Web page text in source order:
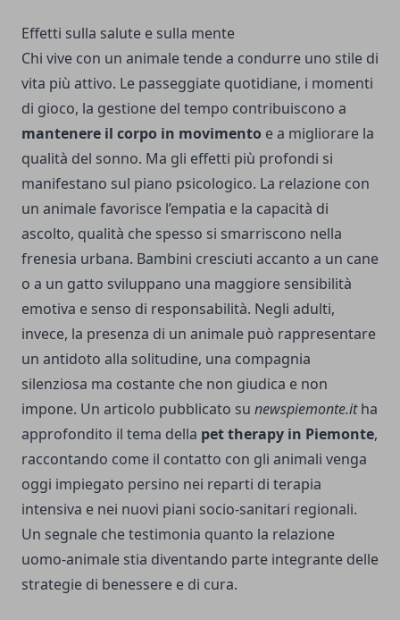
Effetti sulla salute e sulla mente
Chi vive con un animale tende a condurre uno stile di
vita più attivo. Le passeggiate quotidiane, i momenti
di gioco, la gestione del tempo contribuiscono a
mantenere il corpo in movimento e a migliorare la
qualità del sonno. Ma gli effetti più profondi si
manifestano sul piano psicologico. La relazione con
un animale favorisce l’empatia e la capacità di
ascolto, qualità che spesso si smarriscono nella
frenesia urbana. Bambini cresciuti accanto a un cane
o a un gatto sviluppano una maggiore sensibilità
emotiva e senso di responsabilità. Negli adulti,
invece, la presenza di un animale può rappresentare
un antidoto alla solitudine, una compagnia
silenziosa ma costante che non giudica e non
impone. Un articolo pubblicato su newspiemonte.itha
approfondito il tema della pet therapy in Piemonte,
raccontando come il contatto con gli animali venga
oggi impiegato persino nei reparti di terapia
intensiva e nei nuovi piani socio-sanitari regionali.
Un segnale che testimonia quanto la relazione
uomo-animale stia diventando parte integrante delle
strategie di benessere e di cura.